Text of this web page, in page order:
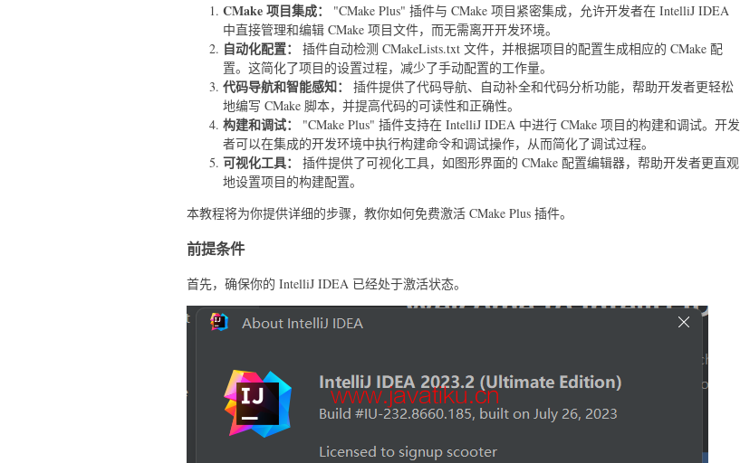
CMake 项目集成：
"CMake Plus" 插件与 CMake 项目紧密集成，允许开发者在 IntelliJ IDEA
中直接管理和编辑 CMake 项目文件，而无需离开开发环境。
自动化配置：
插件自动检测 CMakeLists.txt 文件，并根据项目的配置生成相应的 CMake 配
置。这简化了项目的设置过程，减少了手动配置的工作量。
代码导航和智能感知：
插件提供了代码导航、自动补全和代码分析功能，帮助开发者更轻松
地编写 CMake 脚本，并提高代码的可读性和正确性。
构建和调试：
"CMake Plus" 插件支持在 IntelliJ IDEA 中进行 CMake 项目的构建和调试。开发
者可以在集成的开发环境中执行构建命令和调试操作，从而简化了调试过程。
可视化工具：
插件提供了可视化工具，如图形界面的 CMake 配置编辑器，帮助开发者更直观
地设置项目的构建配置。
本教程将为你提供详细的步骤，教你如何免费激活 CMake Plus 插件。
前提条件
首先，确保你的 IntelliJ IDEA 已经处于激活状态。